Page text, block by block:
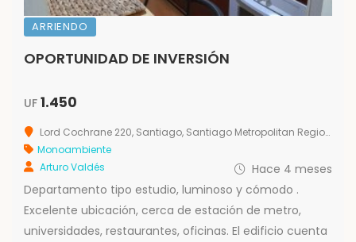
ARRIENDO
OPORTUNIDAD DE INVERSIÓN
UF 1.450
Lord Cochrane 220, Santiago, Santiago Metropolitan Region 8320000, Chile
Monoambiente
Arturo Valdés
Hace 4 meses
Departamento tipo estudio, luminoso y cómodo .
Excelente ubicación, cerca de estación de metro,
universidades, restaurantes, oficinas. El edificio cuenta